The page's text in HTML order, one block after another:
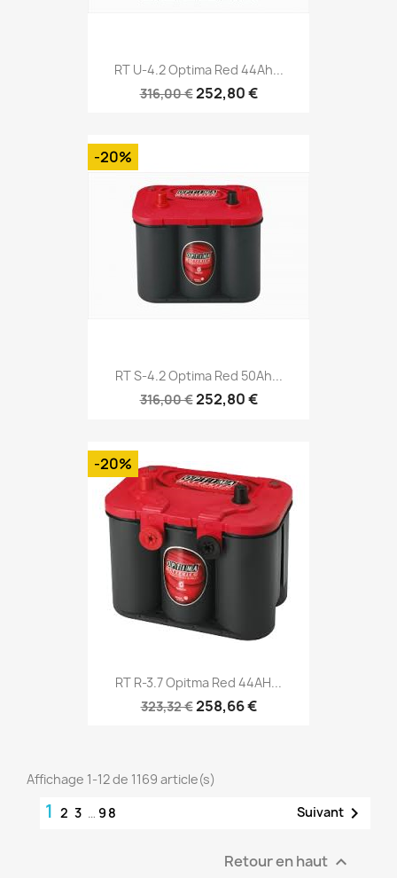
RT U-4.2 Optima Red 44Ah...
316,00 €252,80 €
RT S-4.2 Optima Red 50Ah...
316,00 €252,80 €
-20%
RT R-3.7 Opitma Red 44AH...
323,32 €258,66 €
-20%
Affichage 1-12 de 1169 article(s)
1 2 3 … 98 Suivant 
Retour en haut 